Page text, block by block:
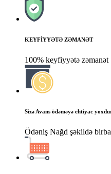
KEYFİYYƏTƏ ZƏMANƏT
100% keyfiyyətə zəmanət
Sizə Avans ödəməyə ehtiyac
Ödəniş Nağd şəkildə